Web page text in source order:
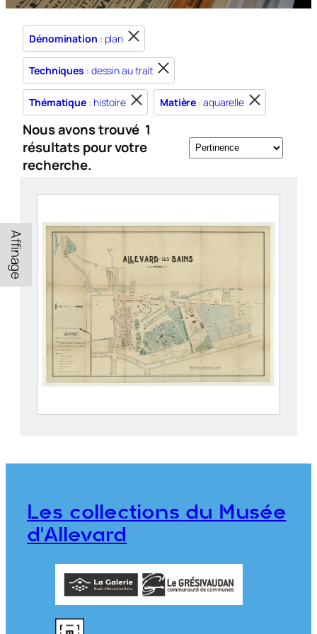
Dénomination : plan
Techniques : dessin au trait
Thématique : histoire Matière : aquarelle
Nous avons trouvé 1
résultats pour votre
recherche.
Affinage
Parc thermal d’Allevard
Les collections du Musée
d'Allevard